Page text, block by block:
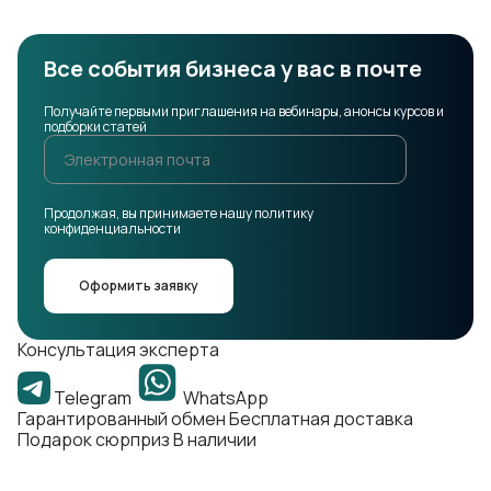
Все события бизнеса у вас в почте
Получайте первыми приглашения на вебинары, анонсы курсов и
подборки статей
Продолжая, вы принимаете нашу политику
конфиденциальности
Оформить заявку
Консультация эксперта
Telegram
WhatsApp
Гарантированный обменБесплатная доставка
Подарок сюрпризВ наличии